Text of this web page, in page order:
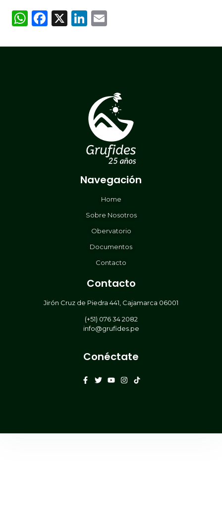
WhatsApp
Facebook
X LinkedIn
Navegación
Home
Sobre Nosotros
Obervatorio
Documentos
Contacto
Contacto
Jirón Cruz de Piedra 441, Cajamarca 06001
(+51) 076 34 2082
info@grufides.pe
Conéctate